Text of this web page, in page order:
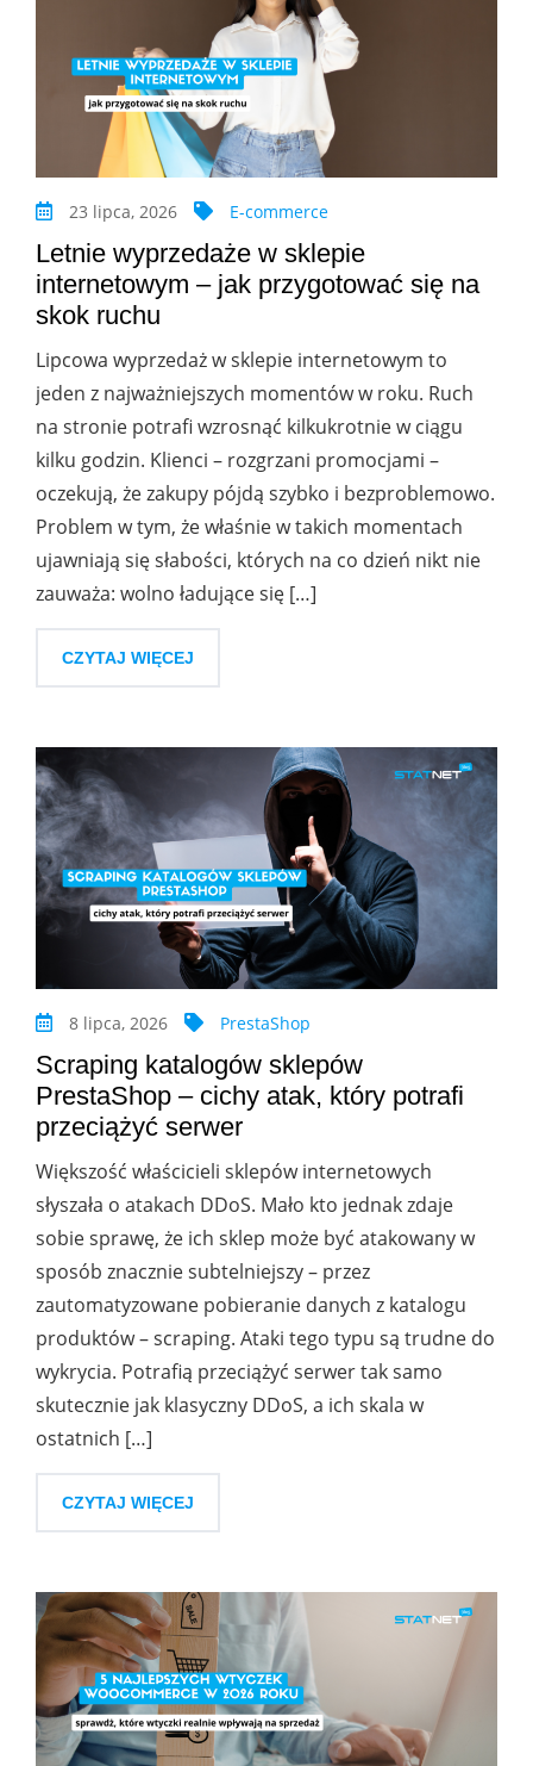
23 lipca, 2026 E-commerce
Letnie wyprzedaże w sklepie
internetowym – jak przygotować się na
skok ruchu
Lipcowa wyprzedaż w sklepie internetowym to
jeden z najważniejszych momentów w roku. Ruch
na stronie potrafi wzrosnąć kilkukrotnie w ciągu
kilku godzin. Klienci – rozgrzani promocjami –
oczekują, że zakupy pójdą szybko i bezproblemowo.
Problem w tym, że właśnie w takich momentach
ujawniają się słabości, których na co dzień nikt nie
zauważa: wolno ładujące się […]
CZYTAJ WIĘCEJ
8 lipca, 2026 PrestaShop
Scraping katalogów sklepów
PrestaShop – cichy atak, który potrafi
przeciążyć serwer
Większość właścicieli sklepów internetowych
słyszała o atakach DDoS. Mało kto jednak zdaje
sobie sprawę, że ich sklep może być atakowany w
sposób znacznie subtelniejszy – przez
zautomatyzowane pobieranie danych z katalogu
produktów – scraping. Ataki tego typu są trudne do
wykrycia. Potrafią przeciążyć serwer tak samo
skutecznie jak klasyczny DDoS, a ich skala w
ostatnich […]
CZYTAJ WIĘCEJ